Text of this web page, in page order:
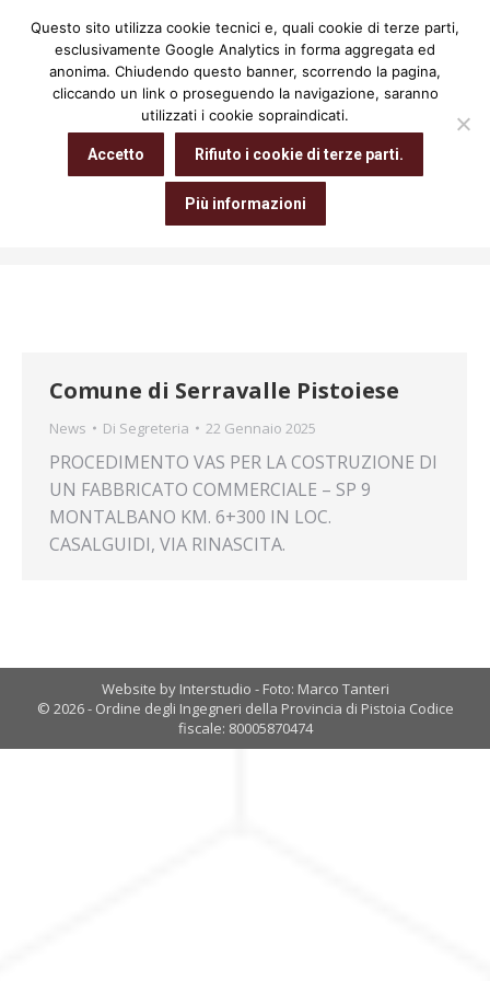
Cerca:
Archivio giornaliero:22 Gennaio
2025
Tu sei qui:
Comune di Serravalle Pistoiese
News Di Segreteria 22 Gennaio 2025
PROCEDIMENTO VAS PER LA COSTRUZIONE DI
UN FABBRICATO COMMERCIALE – SP 9
MONTALBANO KM. 6+300 IN LOC.
CASALGUIDI, VIA RINASCITA.
Website by Interstudio - Foto: Marco Tanteri
© 2026 - Ordine degli Ingegneri della Provincia di Pistoia Codice
fiscale: 80005870474
Questo sito utilizza cookie tecnici e, quali cookie di terze parti,
esclusivamente Google Analytics in forma aggregata ed
anonima. Chiudendo questo banner, scorrendo la pagina,
cliccando un link o proseguendo la navigazione, saranno
utilizzati i cookie sopraindicati.
Accetto Rifiuto i cookie di terze parti.
Più informazioni